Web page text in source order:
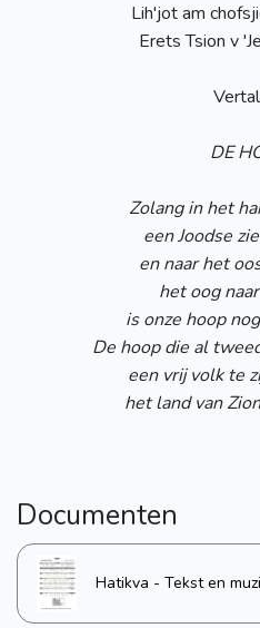
Lih'jot am
Erets Tsion v
DE
Zolang in het
een Joodse
en naar het
het oog
is onze hoop
De hoop die al
een vrij volk te
het land van
Documenten
Hatikva - Tekst en